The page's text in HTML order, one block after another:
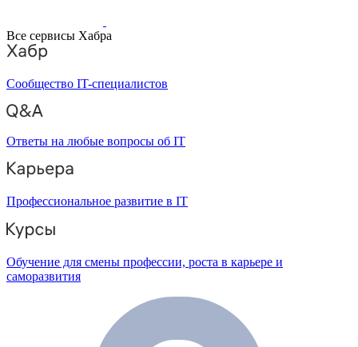
Все сервисы Хабра
Сообщество IT-специалистов
Ответы на любые вопросы об IT
Профессиональное развитие в IT
Обучение для смены профессии, роста в карьере и
саморазвития